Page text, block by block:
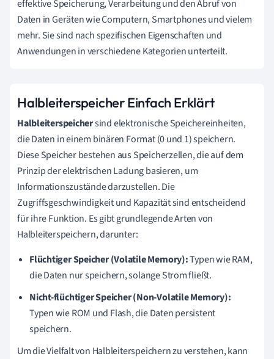
effektive Speicherung, Verarbeitung und den Abruf von
Daten in Geräten wie Computern, Smartphones und vielem
mehr. Sie sind nach spezifischen Eigenschaften und
Anwendungen in verschiedene Kategorien unterteilt.
Halbleiterspeicher Einfach Erklärt
Halbleiterspeichersind elektronische Speichereinheiten,
die Daten in einem binären Format (0 und 1) speichern.
Diese Speicher bestehen aus Speicherzellen, die auf dem
Prinzip der elektrischen Ladung basieren, um
Informationszustände darzustellen. Die
Zugriffsgeschwindigkeit und Kapazität sind entscheidend
für ihre Funktion. Es gibt grundlegende Arten von
Halbleiterspeichern, darunter:
Flüchtiger Speicher (Volatile Memory):Typen wie RAM,
die Daten nur speichern, solange Strom fließt.
Nicht-flüchtiger Speicher (Non-Volatile Memory):
Typen wie ROM und Flash, die Daten persistent
speichern.
Um die Vielfalt von Halbleiterspeichern zu verstehen, kann